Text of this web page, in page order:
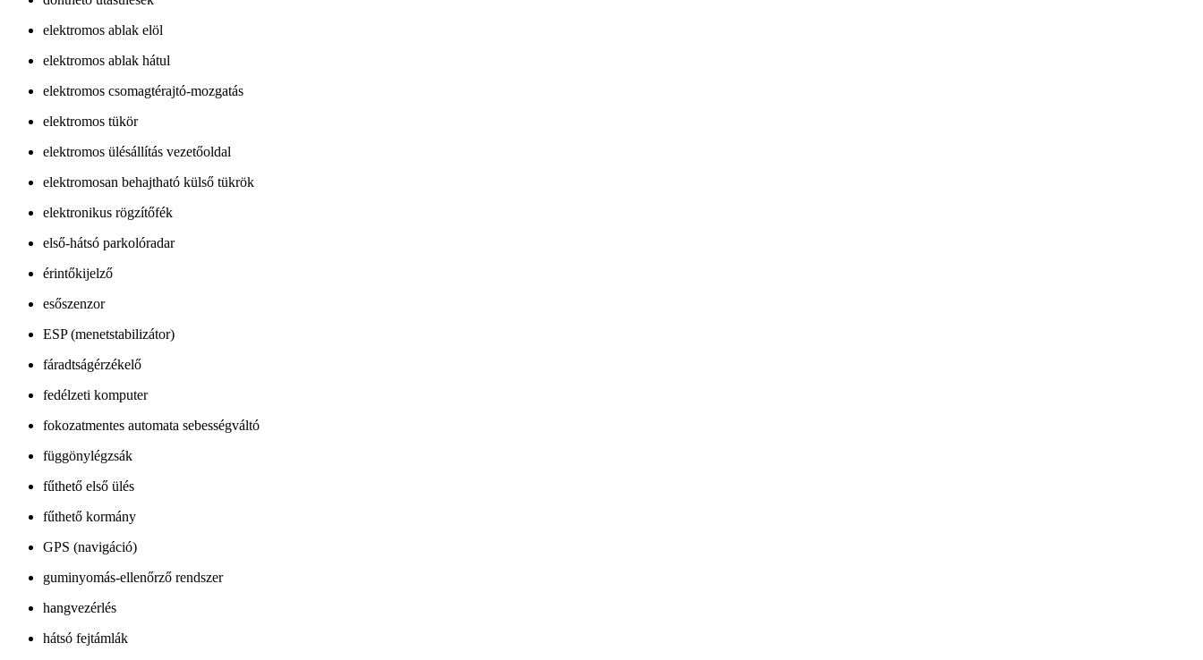
elektromos ablak elöl
elektromos ablak hátul
elektromos csomagtérajtó-mozgatás
elektromos tükör
elektromos ülésállítás vezetőoldal
elektromosan behajtható külső tükrök
elektronikus rögzítőfék
első-hátsó parkolóradar
érintőkijelző
esőszenzor
ESP (menetstabilizátor)
fáradtságérzékelő
fedélzeti komputer
fokozatmentes automata sebességváltó
függönylégzsák
fűthető első ülés
fűthető kormány
GPS (navigáció)
guminyomás-ellenőrző rendszer
hangvezérlés
hátsó fejtámlák